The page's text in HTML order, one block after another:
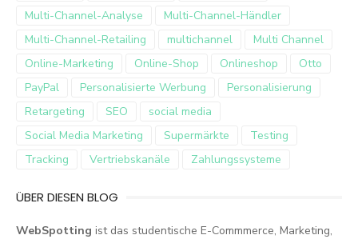
Multi-Channel-Analyse
Multi-Channel-Händler
Multi-Channel-Retailing
multichannel
Multi Channel
Online-Marketing
Online-Shop Onlineshop
Otto
PayPal
Personalisierte Werbung
Personalisierung
Retargeting
SEO
social media
Social Media Marketing
Supermärkte
Testing
Tracking
Vertriebskanäle Zahlungssysteme
ÜBER DIESEN BLOG
WebSpotting ist das studentische E-Commmerce, Marketing,